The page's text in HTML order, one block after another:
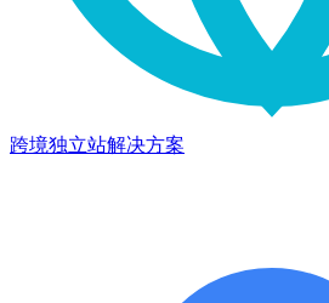
跨境独立站解决方案